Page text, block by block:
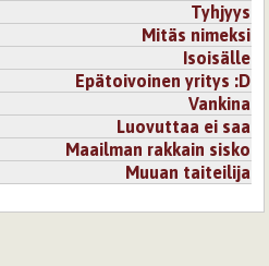
Tyhjyys
Mitäs nimeksi
Isoisälle
Epätoivoinen yritys :D
Vankina
Luovuttaa ei saa
Maailman rakkain sisko
Muuan taiteilija